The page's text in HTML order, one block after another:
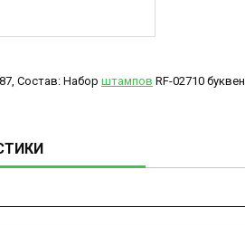
Состав: Набор штампов RF-02710